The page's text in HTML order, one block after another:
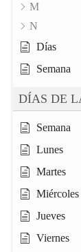
M
N
Días
Semana
DÍAS DE
Semana
Lunes
Martes
Miércoles
Jueves
Viernes